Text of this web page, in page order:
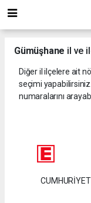
Gümüşhane il ve
Diğer il ilçelere ait
seçimi
numaralarını